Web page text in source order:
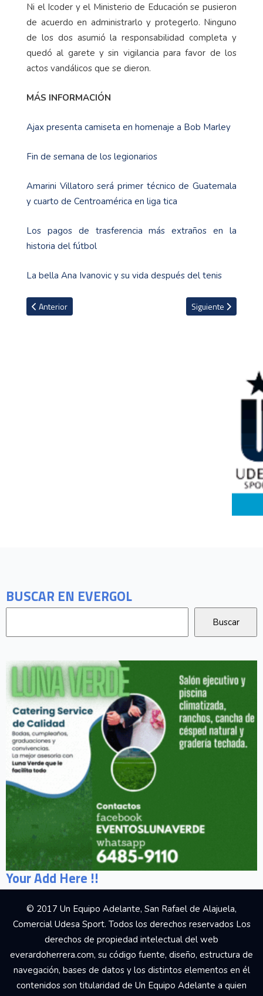
BUSCAR EN EVERGOL
Your Add Here !!
Ni el Icoder y el Ministerio de Educación se pusieron
de acuerdo en administrarlo y protegerlo. Ninguno
de los dos asumió la responsabilidad completa y
quedó al garete y sin vigilancia para favor de los
actos vandálicos que se dieron.
MÁS INFORMACIÓN
Ajax presenta camiseta en homenaje a Bob Marley
Fin de semana de los legionarios
Amarini Villatoro será primer técnico de Guatemala
y cuarto de Centroamérica en liga tica
Los pagos de trasferencia más extraños en la
historia del fútbol
La bella Ana Ivanovic y su vida después del tenis
Artículo anterior: Kevin Briceño entra en la etapa final de
Anterior Artículo siguiente:
Siguiente
© 2017 Un Equipo Adelante, San Rafael de Alajuela,
Comercial Udesa Sport. Todos los derechos reservados Los
derechos de propiedad intelectual del web
everardoherrera.com, su código fuente, diseño, estructura de
navegación, bases de datos y los distintos elementos en él
contenidos son titularidad de Un Equipo Adelante a quien